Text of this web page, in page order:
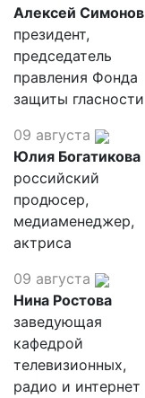
Алексей Симонов
президент,
председатель
правления Фонда
защиты гласности
09 августа
Юлия Богатикова
российский
продюсер,
медиаменеджер,
актриса
09 августа
Нина Ростова
заведующая
кафедрой
телевизионных,
радио и интернет